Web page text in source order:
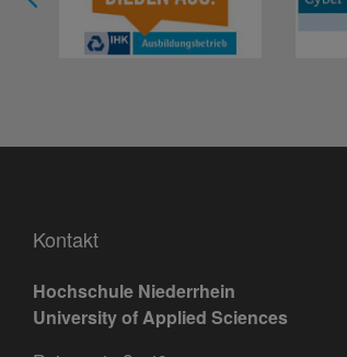
Kontakt
Hochschule Niederrhein
University of Applied Sciences